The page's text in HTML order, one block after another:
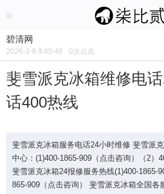
碧清网
2026-3-8 9:45:46 0次点击
斐雪派克冰箱维修电
话400热线
斐雪派克冰箱服务电话24小时维修 斐雪派
中心：(1)400-1865-909（点击咨询）（2）
斐雪派克冰箱24报修服务热线(1)400-1865-
865-909（点击咨询） 斐雪派克冰箱全国各